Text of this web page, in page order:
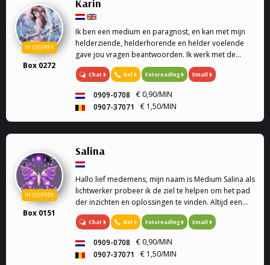
IN GESPREK
Box 0272
Karin
Ik ben een medium en paragnost, en kan met mijn
helderziende, helderhorende en helder voelende
gave jou vragen beantwoorden. Ik werk met de
engelen kaarten en geef engelen readings en
healing. Mijn specialiteit is tweeling zielen, en liefde.
Chat Bel Fotoreading Email
0909-0708
€ 0,90/MIN
0907-37071
€ 1,50/MIN
IN GESPREK
Box 0151
Salina
Hallo lief medemens, mijn naam is Medium Salina als
lichtwerker probeer ik de ziel te helpen om het pad
der inzichten en oplossingen te vinden. Altijd een
luisterend oor Soms heb je vragen of sta je voor
keuzes en weet je het even niet meer, dan bie...
Chat Bel Fotoreading Email
0909-0708
€ 0,90/MIN
0907-37071
€ 1,50/MIN